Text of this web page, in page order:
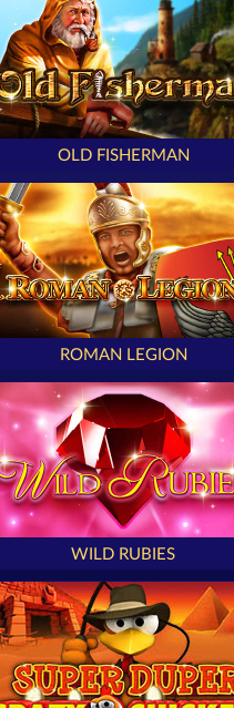
OLD FISHERMAN
ROMAN LEGION
WILD RUBIES